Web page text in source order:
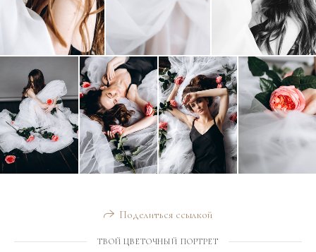
Поделиться ссылкой
ТВОЙ ЦВЕТОЧНЫЙ ПОРТРЕТ